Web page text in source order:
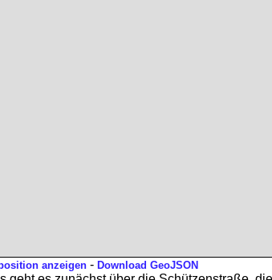
anzeigen -Download GeoJSON